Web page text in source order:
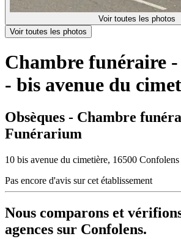
Voir toutes les photos
Voir toutes les photos
Chambre funéraire
- bis avenue du
Obsèques - Chambre
Funérarium
10 bis avenue du cimetière, 16500 Confolens
Pas encore d'avis sur cet établissement
Nous comparons et
agences sur Confolens.